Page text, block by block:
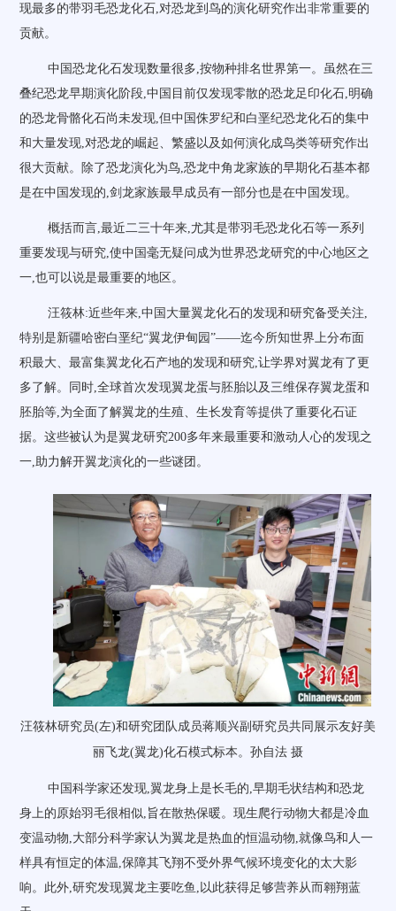
现最多的带羽毛恐龙化石,对恐龙到鸟的演化研究作出非常重要的
贡献。
中国恐龙化石发现数量很多,按物种排名世界第一。虽然在三
叠纪恐龙早期演化阶段,中国目前仅发现零散的恐龙足印化石,明确
的恐龙骨骼化石尚未发现,但中国侏罗纪和白垩纪恐龙化石的集中
和大量发现,对恐龙的崛起、繁盛以及如何演化成鸟类等研究作出
很大贡献。除了恐龙演化为鸟,恐龙中角龙家族的早期化石基本都
是在中国发现的,剑龙家族最早成员有一部分也是在中国发现。
概括而言,最近二三十年来,尤其是带羽毛恐龙化石等一系列
重要发现与研究,使中国毫无疑问成为世界恐龙研究的中心地区之
一,也可以说是最重要的地区。
汪筱林:近些年来,中国大量翼龙化石的发现和研究备受关注,
特别是新疆哈密白垩纪“翼龙伊甸园”——迄今所知世界上分布面
积最大、最富集翼龙化石产地的发现和研究,让学界对翼龙有了更
多了解。同时,全球首次发现翼龙蛋与胚胎以及三维保存翼龙蛋和
胚胎等,为全面了解翼龙的生殖、生长发育等提供了重要化石证
据。这些被认为是翼龙研究200多年来最重要和激动人心的发现之
一,助力解开翼龙演化的一些谜团。
汪筱林研究员(左)和研究团队成员蒋顺兴副研究员共同展示友好美
丽飞龙(翼龙)化石模式标本。孙自法 摄
中国科学家还发现,翼龙身上是长毛的,早期毛状结构和恐龙
身上的原始羽毛很相似,旨在散热保暖。现生爬行动物大都是冷血
变温动物,大部分科学家认为翼龙是热血的恒温动物,就像鸟和人一
样具有恒定的体温,保障其飞翔不受外界气候环境变化的太大影
响。此外,研究发现翼龙主要吃鱼,以此获得足够营养从而翱翔蓝